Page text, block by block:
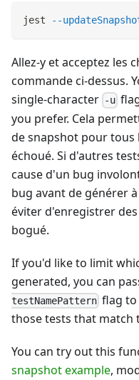
jest --
Allez-y et acceptez les
commande ci-dessus.
single-character -u
you prefer. Cela
de snapshot pour tous
échoué. Si d'autres
cause d'un bug
bug avant de générer
éviter d'enregistrer
bogué.
If you'd like to limit
generated, you can
testNamePattern flag
those tests that match
You can try out this
snapshot example,